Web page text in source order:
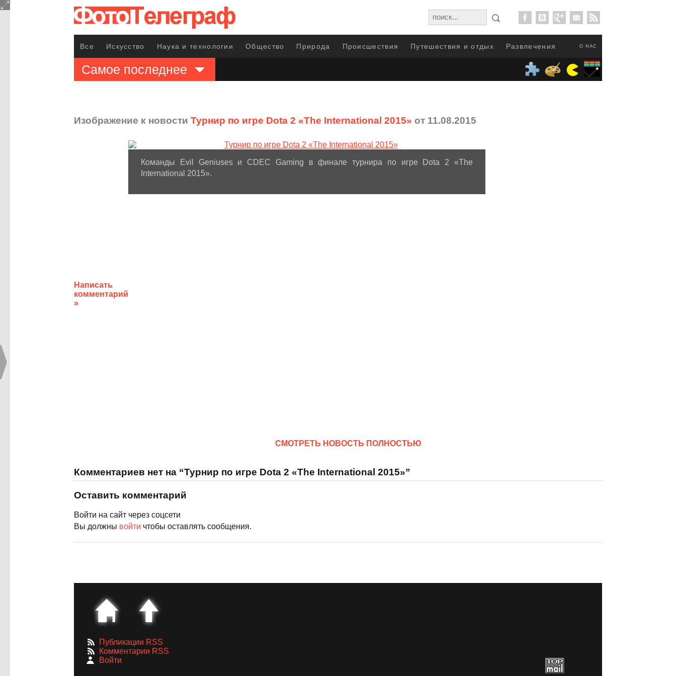
О НАС
Все Искусство Наука и технологии Общество Природа Происшествия Путешествия и отдых Развлечения
Самое последнее
Изображение к новости Турнир по игре Dota 2 «The International 2015» от 11.08.2015
Написать
комментарий
»
Команды Evil Geniuses и CDEC Gaming в финале турнира по игре Dota 2 «The
International 2015».
CМОТРЕТЬ НОВОСТЬ ПОЛНОСТЬЮ
Комментариев нет на “Турнир по игре Dota 2 «The International 2015»”
Оставить комментарий
Войти на сайт через соцсети
Вы должны войти чтобы оставлять сообщения.
Публикации RSS
Комментарии RSS
Войти